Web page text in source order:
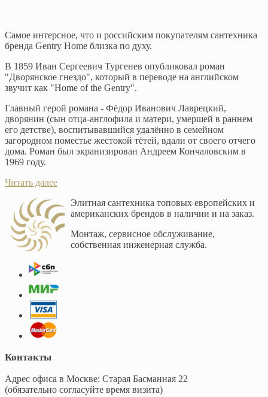
Самое интерсное, что и российским покупателям сантехника
бренда Gentry Home близка по духу.
В 1859 Иван Сергеевич Тургенев опубликовал роман
"Дворянское гнездо", который в переводе на английском
звучит как "Home of the Gentry".
Главный герой романа - Фёдор Иванович Лаврецкий,
дворянин (сын отца-англофила и матери, умершей в раннем
его детстве), воспитывавшийся удалённо в семейном
загородном поместье жестокой тётей, вдали от своего отчего
дома. Роман был экранизирован Андреем Кончаловским в
1969 году.
Читать далее
Элитная сантехника топовых европейских и
американских брендов в наличии и на заказ.
Монтаж, сервисное обслуживание,
собственная инженерная служба.
Контакты
Адрес офиса в Москве: Старая Басманная 22
(обязательно согласуйте время визита)